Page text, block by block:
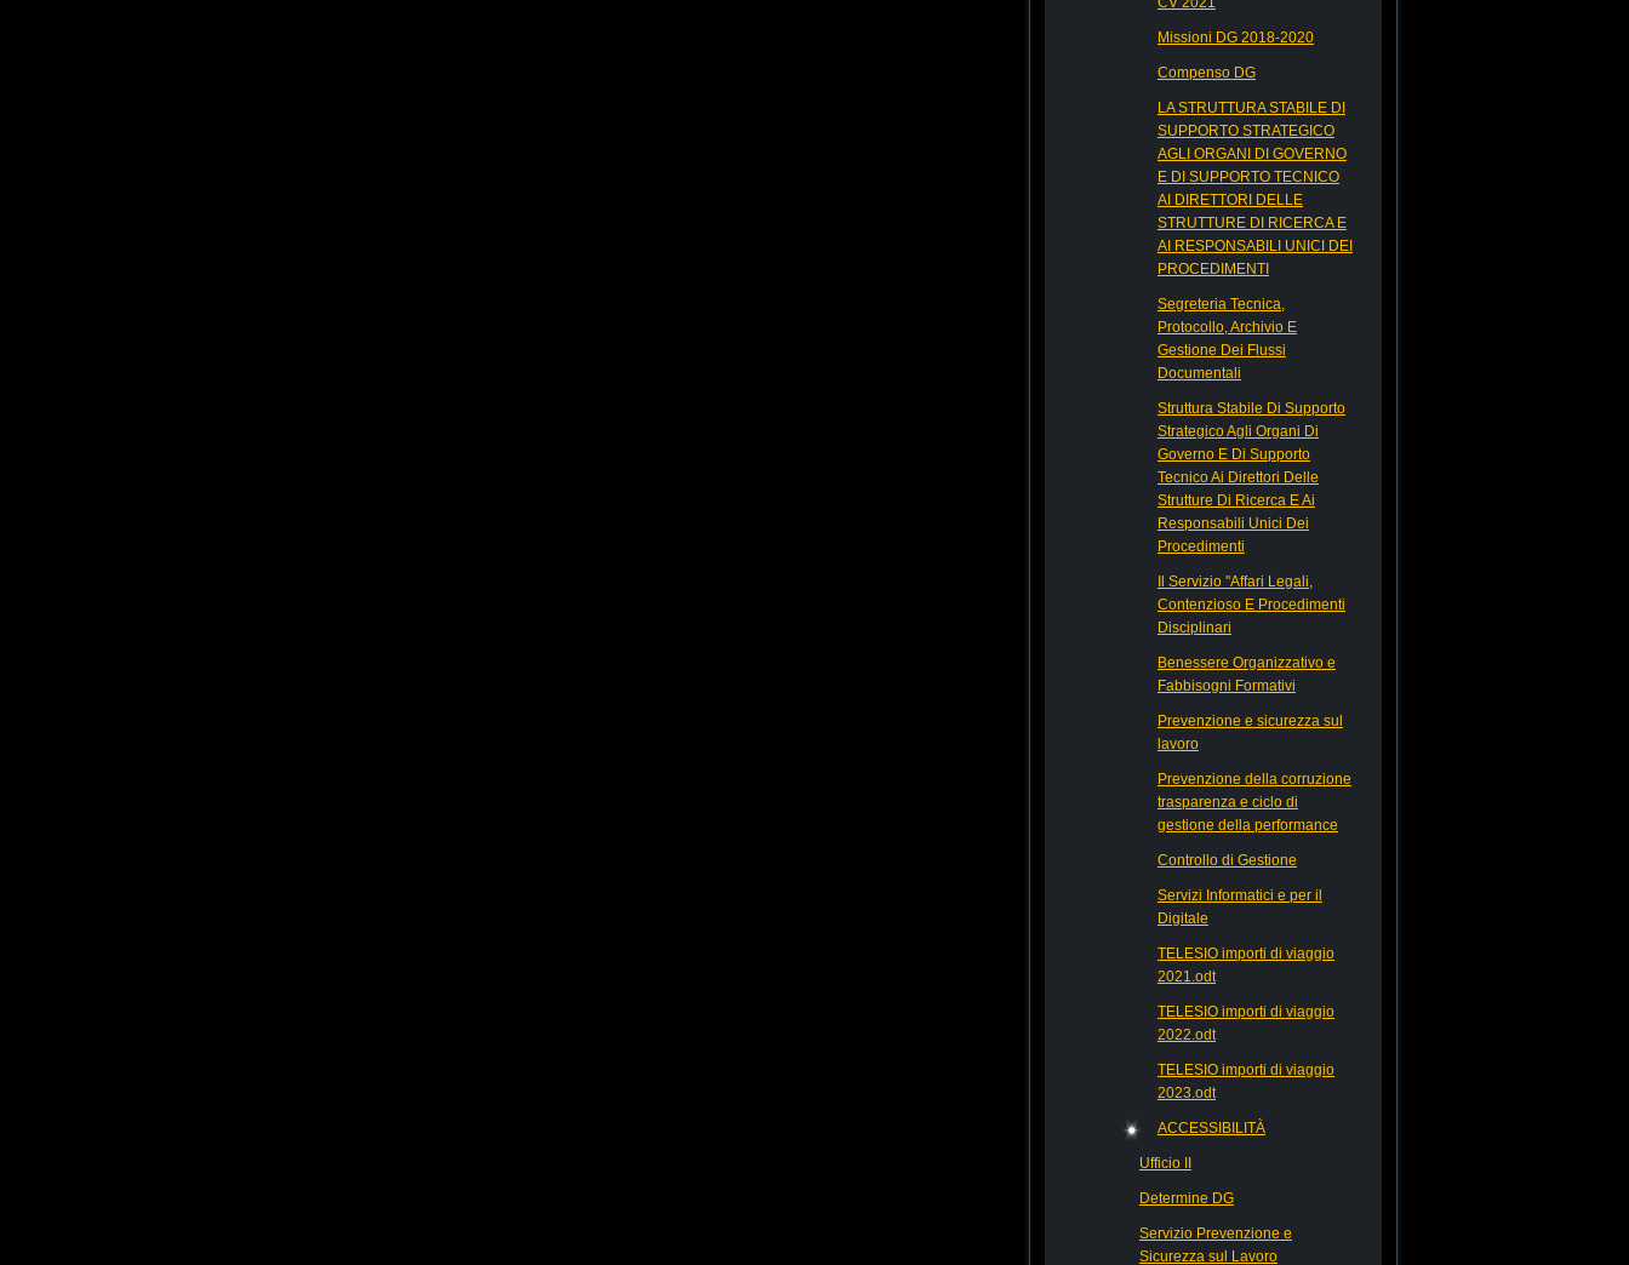
Missioni DG 2018-2020
Compenso DG
LA STRUTTURA STABILE DI
SUPPORTO STRATEGICO
AGLI ORGANI DI GOVERNO
E DI SUPPORTO TECNICO
AI DIRETTORI DELLE
STRUTTURE DI RICERCA E
AI RESPONSABILI UNICI DEI
PROCEDIMENTI
Segreteria Tecnica,
Protocollo, Archivio E
Gestione Dei Flussi
Documentali
Struttura Stabile Di Supporto
Strategico Agli Organi Di
Governo E Di Supporto
Tecnico Ai Direttori Delle
Strutture Di Ricerca E Ai
Responsabili Unici Dei
Procedimenti
Il Servizio "Affari Legali,
Contenzioso E Procedimenti
Disciplinari
Benessere Organizzativo e
Fabbisogni Formativi
Prevenzione e sicurezza sul
lavoro
Prevenzione della corruzione
trasparenza e ciclo di
gestione della performance
Controllo di Gestione
Servizi Informatici e per il
Digitale
TELESIO importi di viaggio
2021.odt
TELESIO importi di viaggio
2022.odt
TELESIO importi di viaggio
2023.odt
ACCESSIBILITÀ
Ufficio II
Determine DG
Servizio Prevenzione e
Sicurezza sul Lavoro